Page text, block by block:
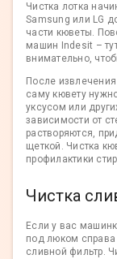
Чистка лотка
Samsung или LG
части кюветы.
машин Indesit –
внимательно,
После
саму кювету
уксусом или
зависимости от
растворяются,
щеткой. Чистка
профилактики
Чистка
Если у вас
под люком справа
сливной фильтр.